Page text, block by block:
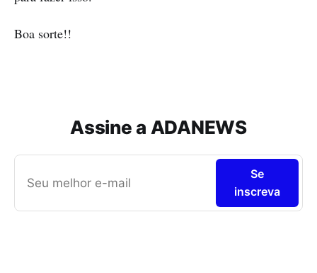
Boa sorte!!
Assine a ADANEWS
Se
inscreva